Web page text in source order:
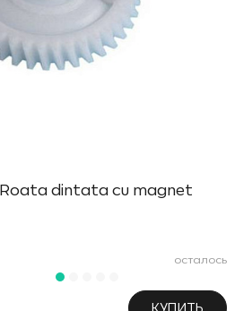
dintata cu magnet
осталось
КУПИТЬ